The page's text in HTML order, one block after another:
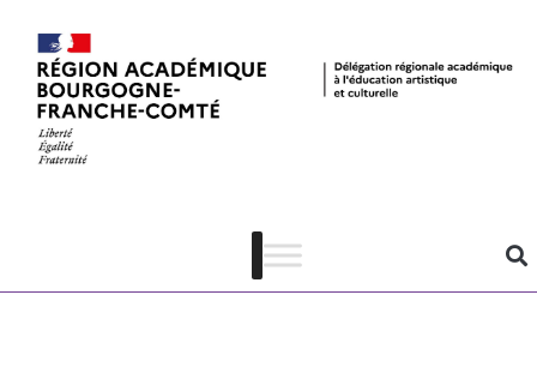
Proposition de
message
destiné aux